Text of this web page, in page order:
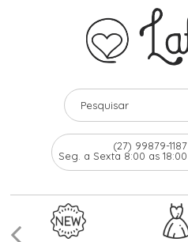
(27) 99879-1187
Seg. a Sexta 8:00 as 18:00